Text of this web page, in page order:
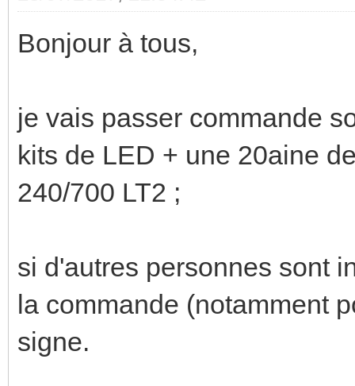
Bonjour à tous,
je vais passer commande
kits de LED + une 20aine
240/700 LT2 ;
si d'autres personnes sont
la commande (notamment
signe.